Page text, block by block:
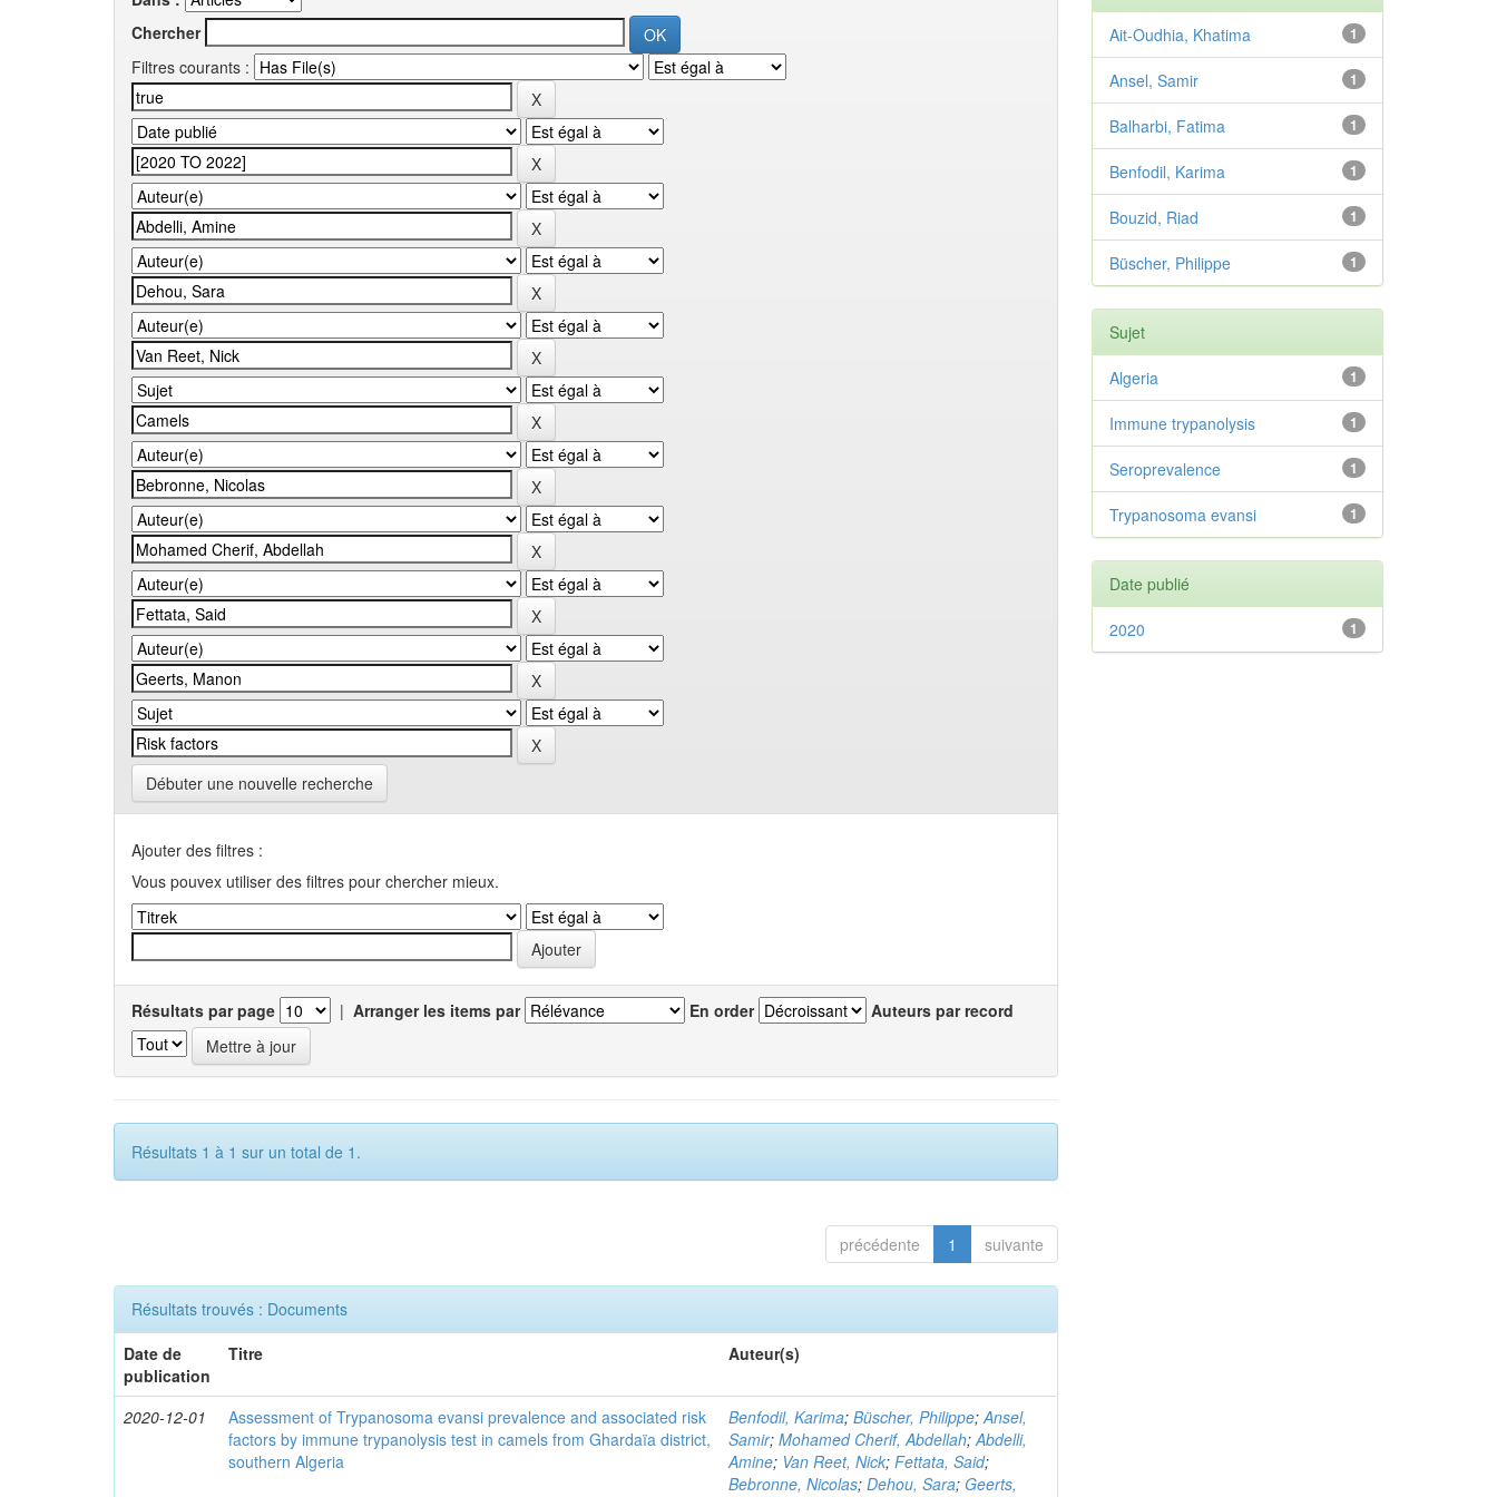
Chercher
Filtres courants :
Débuter une nouvelle recherche
Ajouter des filtres :
Vous pouvex utiliser des filtres pour chercher mieux.
Résultats par page | Arranger les items par En order Auteurs par record
Résultats 1 à 1 sur un total de 1.
précédente 1 suivante
Résultats trouvés : Documents
Date de
publication
Titre Auteur(s)
2020-12-01
Assessment of Trypanosoma evansi prevalence and associated risk
factors by immune trypanolysis test in camels from Ghardaïa district,
southern Algeria
Benfodil, Karima;Büscher, Philippe;Ansel,
Samir;Mohamed Cherif, Abdellah;Abdelli,
Amine; Van Reet, Nick;Fettata, Said;
Bebronne, Nicolas;Dehou, Sara; Geerts,
1
Ait-Oudhia, Khatima
1
Ansel, Samir
1
Balharbi, Fatima
1
Benfodil, Karima
1
Bouzid, Riad
1
Büscher, Philippe
Sujet
1
Algeria
1
Immune trypanolysis
1
Seroprevalence
1
Trypanosoma evansi
Date publié
1
2020